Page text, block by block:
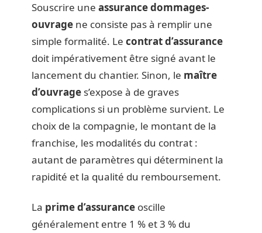
Souscrire une assurance dommages-
ouvrage ne consiste pas à remplir une
simple formalité. Le contrat d’assurance
doit impérativement être signé avant le
lancement du chantier. Sinon, le maître
d’ouvrage s’expose à de graves
complications si un problème survient. Le
choix de la compagnie, le montant de la
franchise, les modalités du contrat :
autant de paramètres qui déterminent la
rapidité et la qualité du remboursement.
La prime d’assurance oscille
généralement entre 1 % et 3 % du